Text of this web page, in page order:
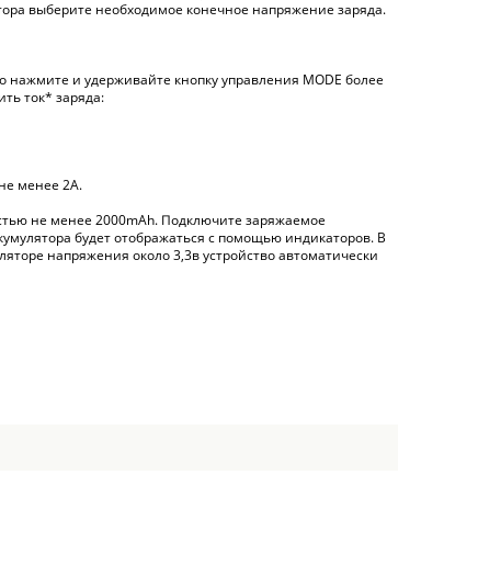
выберите необходимое конечное напряжение заряда.
и удерживайте кнопку управления MODE более
ток* заряда:
менее 2А.
не менее 2000mAh. Подключите заряжаемое
будет отображаться с помощью индикаторов. В
напряжения около 3,3в устройство автоматически